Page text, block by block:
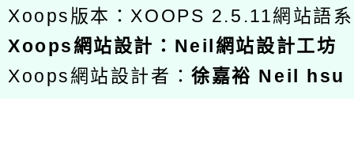
Xoops版本：XOOPS 2.5.11網站語
Xoops網站設計 ： Neil網站設計工坊
Xoops網站設計者：徐嘉裕 Neil hsu